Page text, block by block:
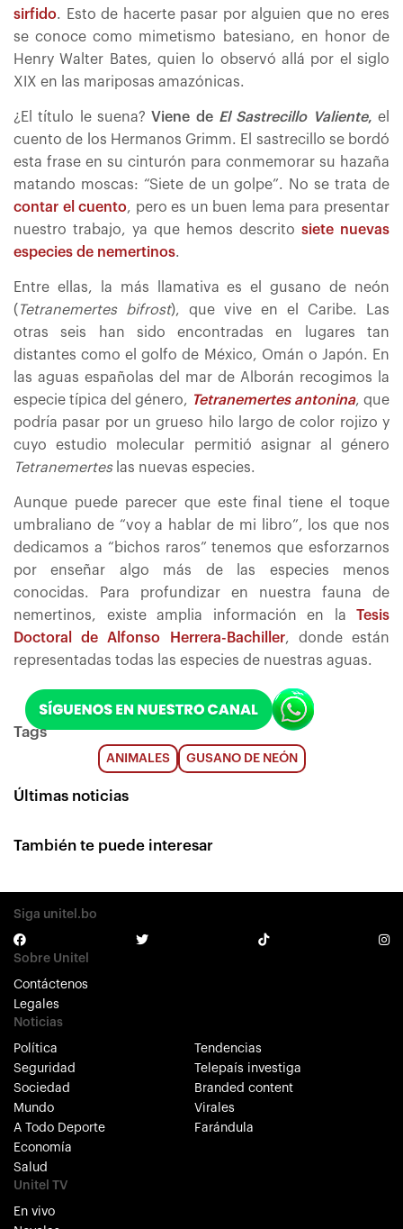
sirfido. Esto de hacerte pasar por alguien que no eres
se conoce como mimetismo batesiano, en honor de
Henry Walter Bates, quien lo observó allá por el siglo
XIX en las mariposas amazónicas.
¿El título le suena? Viene de El Sastrecillo Valiente, el
cuento de los Hermanos Grimm. El sastrecillo se bordó
esta frase en su cinturón para conmemorar su hazaña
matando moscas: “Siete de un golpe”. No se trata de
contar el cuento, pero es un buen lema para presentar
nuestro trabajo, ya que hemos descrito siete nuevas
especies de nemertinos.
Entre ellas, la más llamativa es el gusano de neón
( Tetranemertes bifrost), que vive en el Caribe. Las
otras seis han sido encontradas en lugares tan
distantes como el golfo de México, Omán o Japón. En
las aguas españolas del mar de Alborán recogimos la
especie típica del género, Tetranemertes antonina, que
podría pasar por un grueso hilo largo de color rojizo y
cuyo estudio molecular permitió asignar al género
Tetranemerteslas nuevas especies.
Aunque puede parecer que este final tiene el toque
umbraliano de “voy a hablar de mi libro”, los que nos
dedicamos a “bichos raros” tenemos que esforzarnos
por enseñar algo más de las especies menos
conocidas. Para profundizar en nuestra fauna de
nemertinos, existe amplia información en la Tesis
Doctoral de Alfonso Herrera-Bachiller, donde están
representadas todas las especies de nuestras aguas.
Tags
ANIMALES GUSANO DE NEÓN
Últimas noticias
También te puede interesar
Siga unitel.bo
Sobre Unitel
Contáctenos
Legales
Noticias
Política
Seguridad
Sociedad
Mundo
A Todo Deporte
Economía
Salud
Tendencias
Telepaís investiga
Branded content
Virales
Farándula
Unitel TV
En vivo